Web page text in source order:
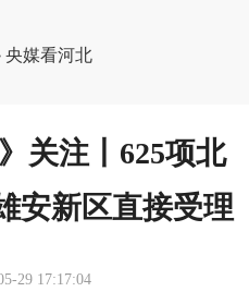
央媒看河北
关注丨625项北
安新区直接受理
29 17:17:04